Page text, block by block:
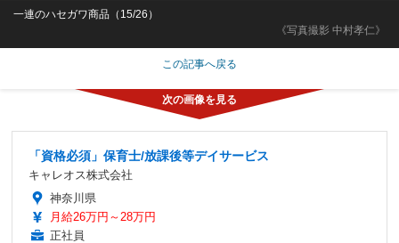
《写真撮影 中村孝仁》
一連のハセガワ商品（15/26）
この記事へ戻る
「資格必須」保育士/放課後等デイサービス
キャレオス株式会社
神奈川県
月給26万円～28万円
正社員